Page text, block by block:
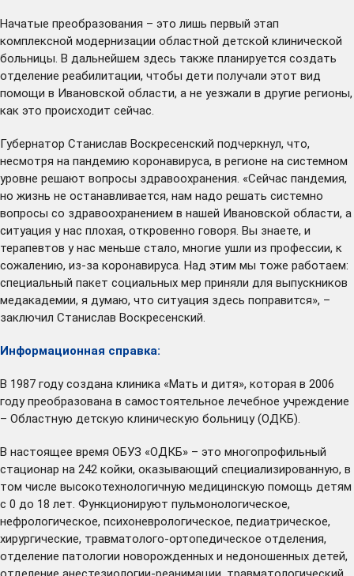
Начатые преобразования – это лишь первый этап
комплексной модернизации областной детской клинической
больницы. В дальнейшем здесь также планируется создать
отделение реабилитации, чтобы дети получали этот вид
помощи в Ивановской области, а не уезжали в другие регионы,
как это происходит сейчас.
Губернатор Станислав Воскресенский подчеркнул, что,
несмотря на пандемию коронавируса, в регионе на системном
уровне решают вопросы здравоохранения. «Сейчас пандемия,
но жизнь не останавливается, нам надо решать системно
вопросы со здравоохранением в нашей Ивановской области, а
ситуация у нас плохая, откровенно говоря. Вы знаете, и
терапевтов у нас меньше стало, многие ушли из профессии, к
сожалению, из-за коронавируса. Над этим мы тоже работаем:
специальный пакет социальных мер приняли для выпускников
медакадемии, я думаю, что ситуация здесь поправится», –
заключил Станислав Воскресенский.
Информационная справка:
В 1987 году создана клиника «Мать и дитя», которая в 2006
году преобразована в самостоятельное лечебное учреждение
– Областную детскую клиническую больницу (ОДКБ).
В настоящее время ОБУЗ «ОДКБ» – это многопрофильный
стационар на 242 койки, оказывающий специализированную, в
том числе высокотехнологичную медицинскую помощь детям
с 0 до 18 лет. Функционируют пульмонологическое,
нефрологическое, психоневрологическое, педиатрическое,
хирургические, травматолого-ортопедическое отделения,
отделение патологии новорожденных и недоношенных детей,